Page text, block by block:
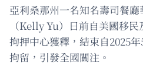
亞利桑那州一名知名壽司餐
（Kelly Yu）日前自美國移民
拘押中心獲釋，結束自2025
拘留，引發全國關注。